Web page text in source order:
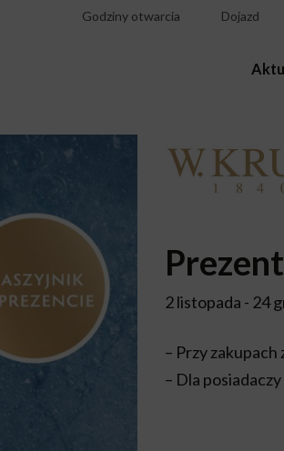
Godziny otwarcia Dojazd
2 listopada - 24
– Przy zakupach
– Dla